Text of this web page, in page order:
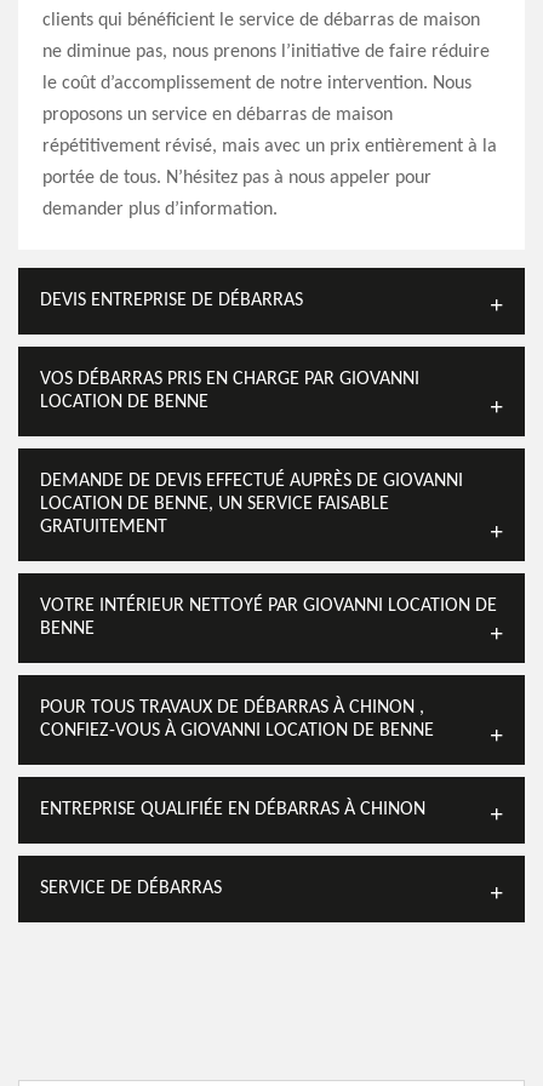
clients qui bénéficient le service de débarras de maison
ne diminue pas, nous prenons l’initiative de faire réduire
le coût d’accomplissement de notre intervention. Nous
proposons un service en débarras de maison
répétitivement révisé, mais avec un prix entièrement à la
portée de tous. N’hésitez pas à nous appeler pour
demander plus d’information.
DEVIS ENTREPRISE DE DÉBARRAS
VOS DÉBARRAS PRIS EN CHARGE PAR GIOVANNI
LOCATION DE BENNE
DEMANDE DE DEVIS EFFECTUÉ AUPRÈS DE GIOVANNI
LOCATION DE BENNE, UN SERVICE FAISABLE
GRATUITEMENT
VOTRE INTÉRIEUR NETTOYÉ PAR GIOVANNI LOCATION DE
BENNE
POUR TOUS TRAVAUX DE DÉBARRAS À CHINON ,
CONFIEZ-VOUS À GIOVANNI LOCATION DE BENNE
ENTREPRISE QUALIFIÉE EN DÉBARRAS À CHINON
SERVICE DE DÉBARRAS